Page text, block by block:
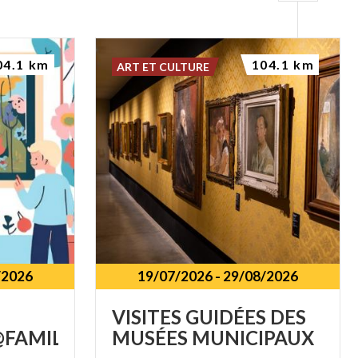
km
19/07/2026- 29/08/2026
VISITES GUIDÉES DES
MUSÉES MUNICIPAUX
ART ET CULTURE 104.1 km